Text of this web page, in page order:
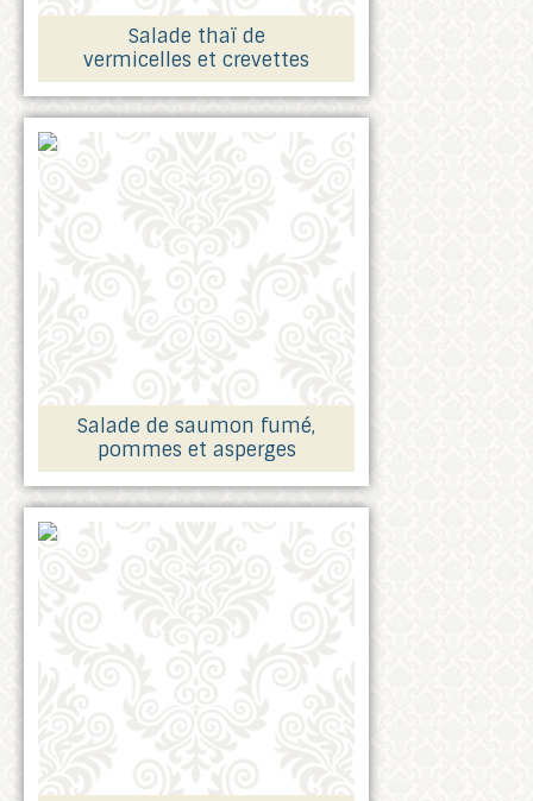
Salade thaï de
vermicelles et crevettes
Salade de saumon fumé,
pommes et asperges